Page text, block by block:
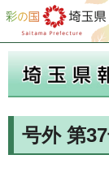
彩の国 埼玉県
号外 第